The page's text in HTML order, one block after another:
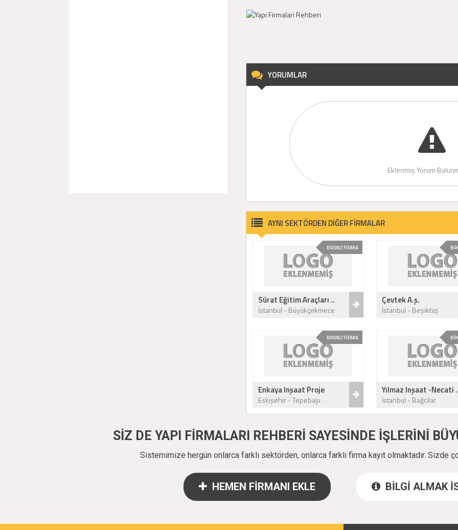
YORUMLAR
Eklenmiş Yorum
AYNI SEKTÖRDEN DİĞER FİRMALAR
BRONZ FİRMA
Sürat Eğitim Araçları ..
İstanbul - Büyükçekmece
Çevtek A.ş.
İstanbul - Beşiktaş
BRONZ FİRMA
Enkaya Inşaat Proje
Eskişehir - Tepebaşı
Yılmaz Inşaat -Necati
İstanbul - Bağcılar
SİZ DE YAPI FİRMALARI REHBERİ SAYESİNDE İŞLERİNİ
Sistemimize hergün onlarca farklı sektörden, onlarca farklı firma kayıt olmaktadır. Sizde
HEMEN FİRMANI EKLE BİLGİ ALMAK